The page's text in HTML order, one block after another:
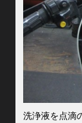
洗浄液を点滴